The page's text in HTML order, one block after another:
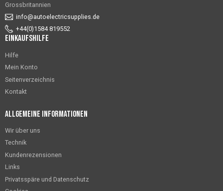
Grossbritannien
info@autoelectricsupplies.de
+44(0)1584 819552
Einkaufshilfe
Hilfe
Mein Konto
Seitenverzeichnis
Kontakt
Allgemeine Informationen
Wir über uns
Technik
Kundenrezensionen
Links
Privatsspäre und Datenschutz